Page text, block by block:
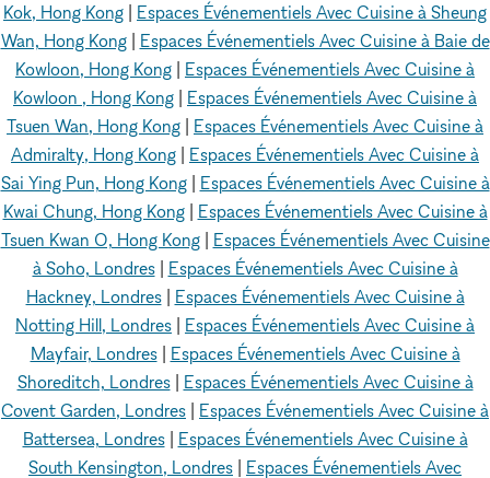
Kok, Hong Kong
Espaces Événementiels Avec Cuisine à Sheung
Wan, Hong Kong| Espaces Événementiels Avec Cuisine à Baie de
Kowloon, Hong Kong
Espaces Événementiels Avec Cuisine à
Kowloon , Hong Kong
Espaces Événementiels Avec Cuisine à
Tsuen Wan, Hong Kong
Espaces Événementiels Avec Cuisine à
Admiralty, Hong Kong
Espaces Événementiels Avec Cuisine à
Sai Ying Pun, Hong Kong| Espaces Événementiels Avec Cuisine à
Kwai Chung, Hong Kong| Espaces Événementiels Avec Cuisine à
Tsuen Kwan O, Hong Kong| Espaces Événementiels Avec Cuisine
à Soho, Londres| Espaces Événementiels Avec Cuisine à
Hackney, Londres| Espaces Événementiels Avec Cuisine à
Notting Hill, Londres
Espaces Événementiels Avec Cuisine à
Mayfair, Londres| Espaces Événementiels Avec Cuisine à
Shoreditch, Londres| Espaces Événementiels Avec Cuisine à
Covent Garden, Londres
Espaces Événementiels Avec Cuisine à
Battersea, Londres| Espaces Événementiels Avec Cuisine à
South Kensington, Londres
Espaces Événementiels Avec